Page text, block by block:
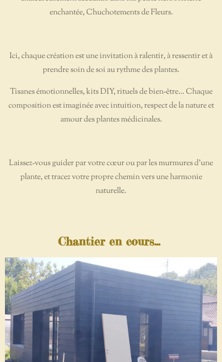
enchantée, Chuchotements de Fleurs.
Ici, chaque création est une invitation à ralentir, à ressentir et à
prendre soin de soi au rythme des plantes.
Tisanes émotionnelles, kits DIY, rituels de bien-être... Chaque
composition est imaginée avec intuition, respect de la nature et
amour des plantes médicinales.
Laissez-vous guider par votre cœur ou par les murmures d'une
plante, et tracez votre propre chemin vers une harmonie
naturelle.
Chantier en cours...